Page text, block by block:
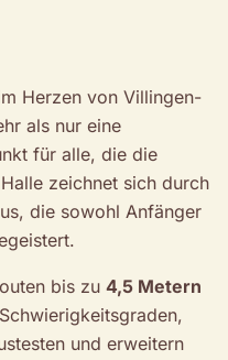
Herzen von Villingen-
als nur eine
für alle, die die
zeichnet sich durch
die sowohl Anfänger
bis zu 4,5 Metern
und erweitern